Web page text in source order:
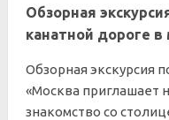
Обзорная
канатной дороге в
Обзорная экскурсия
«Москва приглашает
знакомство со